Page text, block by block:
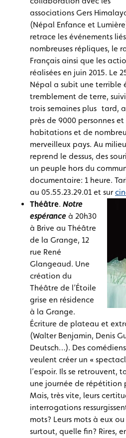
associations Gers
(Népal Enfance et
retrace les événements
nombreuses répliques, le
Français ainsi que les
réalisées en juin 2015. Le
Népal a subit une terrible
tremblement de terre,
trois semaines plus tard,
près de 9000 personnes
habitations et de
merveilleux pays. Au
reprend le dessus, des
un peuple hors du
documentaire: 1 heure.
au 05.55.23.29.01 et sur
Théâtre. Notre
espérance à 20h30
à Brive au Théâtre
de la Grange, 12
rue René
Glangeaud. Une
création du
Théâtre de l’Étoile
grise en résidence
à la Grange.
Écriture de plateau et
(Walter Benjamin, Denis
Deutsch…). Des
veulent créer un «
l’espoir. Ils se retrouvent,
une journée de répétition
Mais, très vite, leurs
interrogations
mots? Leurs mots à eux
surtout, quelle fin? Rires,